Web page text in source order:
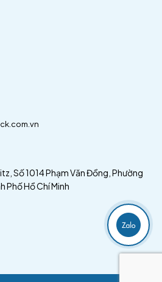
Số 1014 Phạm Văn Đồng, Phường
Phố Hồ Chí Minh